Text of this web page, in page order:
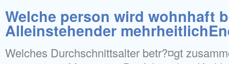
Welche person wird wohnhaft
Alleinstehender
Welches Durchschnittsalter betr?¤gt